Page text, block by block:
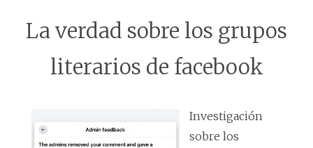
La verdad sobre los grupos
literarios de facebook
Investigación
sobre los